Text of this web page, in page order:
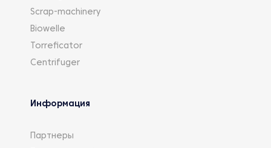
Scrap-machinery
Biowelle
Torreficator
Centrifuger
Информация
Партнеры